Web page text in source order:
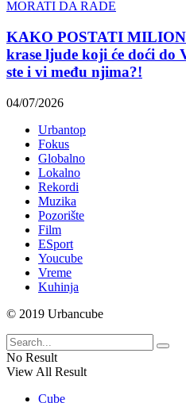
KAKO POSTATI
krase ljude koji će doći
ste i vi među njima?!
04/07/2026
Urbantop
Fokus
Globalno
Lokalno
Rekordi
Muzika
Pozorište
Film
ESport
Youcube
Vreme
Kuhinja
© 2019 Urbancube
No Result
View All Result
Cube